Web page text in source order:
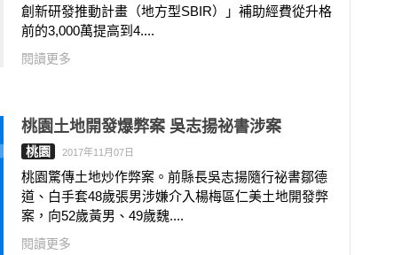
創新研發推動計畫（地方型SBIR）」補助經費從升格
前的3,000萬提高到4....
閱讀更多
桃園土地開發爆弊案 吳志揚祕書涉案
桃園 2017年11月07日
桃園驚傳土地炒作弊案。前縣長吳志揚隨行祕書鄒德
道、白手套48歲張男涉嫌介入楊梅區仁美土地開發弊
案，向52歲黃男、49歲魏....
閱讀更多